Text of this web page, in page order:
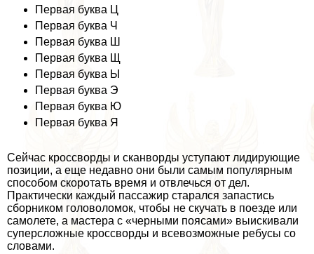
Первая буква Ц
Первая буква Ч
Первая буква Ш
Первая буква Щ
Первая буква Ы
Первая буква Э
Первая буква Ю
Первая буква Я
Сейчас кроссворды и сканворды уступают лидирующие
позиции, а еще недавно они были самым популярным
способом скоротать время и отвлечься от дел.
Пpaктически каждый пассажир старался запастись
сборником головоломок, чтобы не скучать в поезде или
самолете, а мастера с «черными поясами» выискивали
суперсложные кроссворды и всевозможные ребусы со
словами.